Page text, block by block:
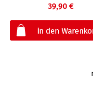
39,90 €